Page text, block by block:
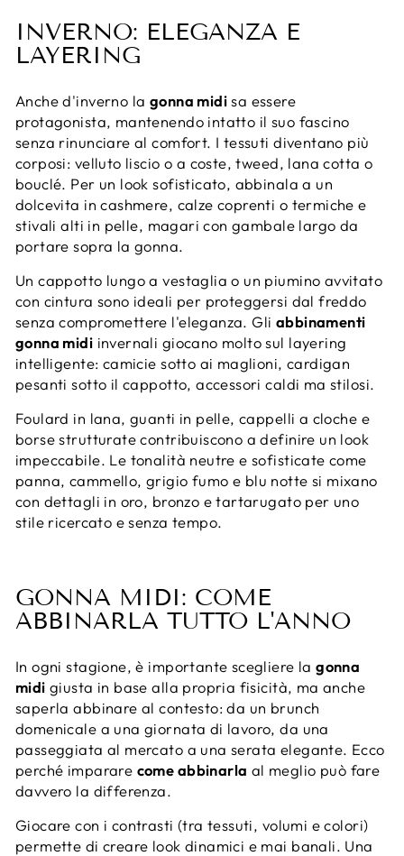
INVERNO: ELEGANZA E
LAYERING
Anche d'inverno la gonna midisa essere
protagonista, mantenendo intatto il suo fascino
senza rinunciare al comfort. I tessuti diventano più
corposi: velluto liscio o a coste, tweed, lana cotta o
bouclé. Per un look sofisticato, abbinala a un
dolcevita in cashmere, calze coprenti o termiche e
stivali alti in pelle, magari con gambale largo da
portare sopra la gonna.
Un cappotto lungo a vestaglia o un piumino avvitato
con cintura sono ideali per proteggersi dal freddo
senza compromettere l'eleganza. Gli abbinamenti
gonna midi invernali giocano molto sul layering
intelligente: camicie sotto ai maglioni, cardigan
pesanti sotto il cappotto, accessori caldi ma stilosi.
Foulard in lana, guanti in pelle, cappelli a cloche e
borse strutturate contribuiscono a definire un look
impeccabile. Le tonalità neutre e sofisticate come
panna, cammello, grigio fumo e blu notte si mixano
con dettagli in oro, bronzo e tartarugato per uno
stile ricercato e senza tempo.
GONNA MIDI: COME
ABBINARLA TUTTO L'ANNO
In ogni stagione, è importante scegliere lagonna
midi giusta in base alla propria fisicità, ma anche
saperla abbinare al contesto: da un brunch
domenicale a una giornata di lavoro, da una
passeggiata al mercato a una serata elegante. Ecco
perché imparare come abbinarla al meglio può fare
davvero la differenza.
Giocare con i contrasti (tra tessuti, volumi e colori)
permette di creare look dinamici e mai banali. Una